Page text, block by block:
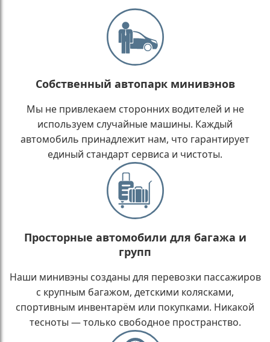
Собственный автопарк минивэнов
Мы не привлекаем сторонних водителей и не
используем случайные машины. Каждый
автомобиль принадлежит нам, что гарантирует
единый стандарт сервиса и чистоты.
Просторные автомобили для багажа и
групп
Наши минивэны созданы для перевозки пассажиров
с крупным багажом, детскими колясками,
спортивным инвентарём или покупками. Никакой
тесноты — только свободное пространство.